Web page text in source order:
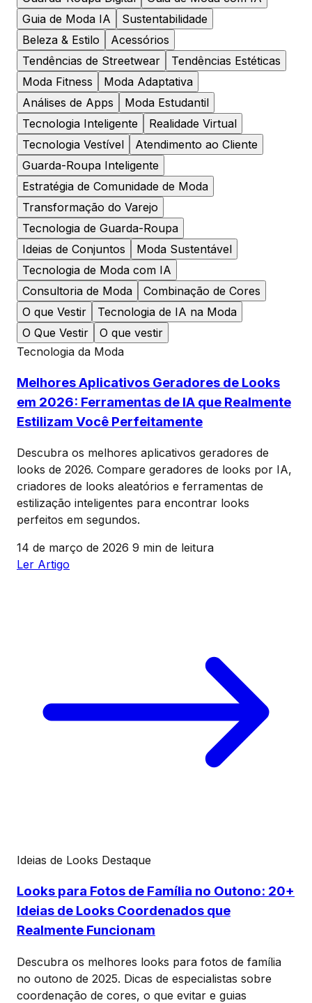
Guia de Moda IA
Sustentabilidade
Beleza & Estilo
Acessórios
Tendências de Streetwear
Tendências Estéticas
Moda Fitness
Moda Adaptativa
Análises de Apps
Moda Estudantil
Tecnologia Inteligente
Realidade Virtual
Tecnologia Vestível
Atendimento ao Cliente
Guarda-Roupa Inteligente
Estratégia de Comunidade de Moda
Transformação do Varejo
Tecnologia de Guarda-Roupa
Ideias de Conjuntos
Moda Sustentável
Tecnologia de Moda com IA
Consultoria de Moda
Combinação de Cores
O que Vestir
Tecnologia de IA na Moda
O Que Vestir
O que vestir
Tecnologia da Moda
Melhores Aplicativos Geradores de Looks
em 2026: Ferramentas de IA que Realmente
Estilizam Você Perfeitamente
Descubra os melhores aplicativos geradores de
looks de 2026. Compare geradores de looks por IA,
criadores de looks aleatórios e ferramentas de
estilização inteligentes para encontrar looks
perfeitos em segundos.
14 de março de 2026 9 min de leitura
Ler Artigo
Ideias de Looks Destaque
Looks para Fotos de Família no Outono: 20+
Ideias de Looks Coordenados que
Realmente Funcionam
Descubra os melhores looks para fotos de família
no outono de 2025. Dicas de especialistas sobre
coordenação de cores, o que evitar e guias